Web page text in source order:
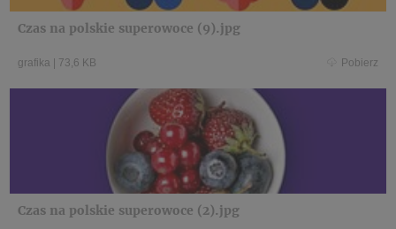
Czas na polskie superowoce (9).jpg
grafika | 73,6 KB Pobierz
Czas na polskie superowoce (2).jpg